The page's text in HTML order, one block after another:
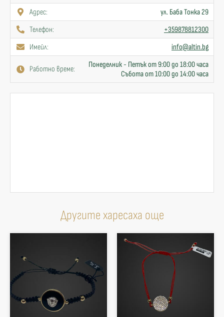
Адрес:
ул. Баба Тонка 29
Телефон:
+359878812300
Имейл:
info@altin.bg
Работно време:
Понеделник - Петък от 9:00 до 18:00 часа
Събота от 10:00 до 14:00 часа
Другите харесаха още